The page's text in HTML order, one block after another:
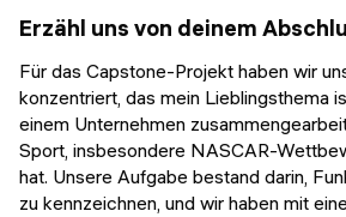
Erzähl uns von deinem
Für das Capstone-Projekt haben wir
konzentriert, das mein Lieblingsthema
einem Unternehmen
Sport, insbesondere NASCAR-
hat. Unsere Aufgabe bestand darin,
zu kennzeichnen, und wir haben mit